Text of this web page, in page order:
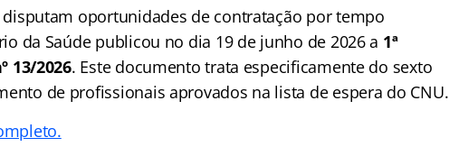
oportunidades de contratação por tempo
da Saúde publicou no dia 19 de junho de 2026 a 1ª
13/2026. Este documento trata especificamente do sexto
de profissionais aprovados na lista de espera do CNU.